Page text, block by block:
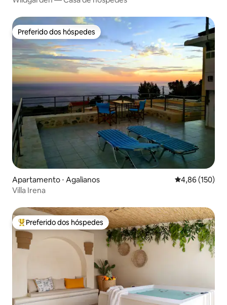
Preferido dos hóspedes
Preferido dos hóspedes
Apartamento ⋅ Agalianos 4,86 de uma
4,86 (150)
Villa Irena
Entre os melhores preferidos dos hóspedes
Preferido dos hóspedes